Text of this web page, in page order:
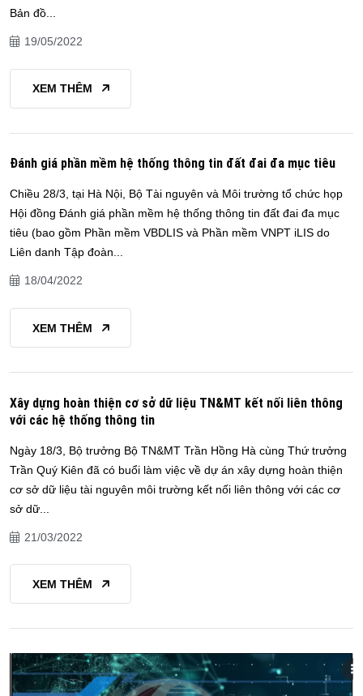
Bản đồ...
19/05/2022
XEM THÊM
Đánh giá phần mềm hệ thống thông tin đất đai đa mục tiêu
Chiều 28/3, tại Hà Nội, Bộ Tài nguyên và Môi trường tổ chức họp
Hội đồng Đánh giá phần mềm hệ thống thông tin đất đai đa mục
tiêu (bao gồm Phần mềm VBDLIS và Phần mềm VNPT iLIS do
Liên danh Tập đoàn...
18/04/2022
XEM THÊM
Xây dựng hoàn thiện cơ sở dữ liệu TN&MT kết nối liên thông
với các hệ thống thông tin
Ngày 18/3, Bộ trưởng Bộ TN&MT Trần Hồng Hà cùng Thứ trưởng
Trần Quý Kiên đã có buổi làm việc về dự án xây dựng hoàn thiện
cơ sở dữ liệu tài nguyên môi trường kết nối liên thông với các cơ
sở dữ...
21/03/2022
XEM THÊM